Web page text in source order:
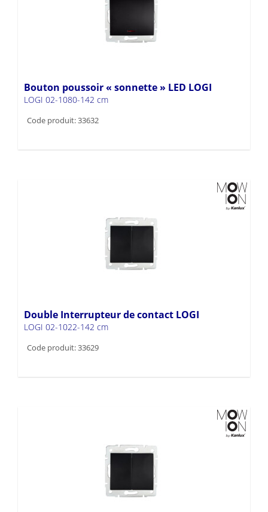
Bouton poussoir « sonnette » LED LOGI
LOGI 02-1080-142 cm
Code produit: 33632
Double Interrupteur de contact LOGI
LOGI 02-1022-142 cm
Code produit: 33629